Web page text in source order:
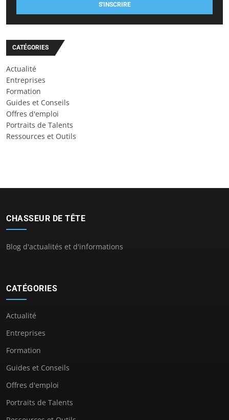
S'INSCRIRE
CATÉGORIES
Actualité
Entreprises
Formation
Guides et Conseils
Offres d'emploi
Portraits de Talents
Ressources et Outils
CHASSEUR DE TÊTE
Blog d'actualités et d'informations
CATÉGORIES
Actualité
Entreprises
Formation
Guides et Conseils
Offres d'emploi
Portraits de Talents